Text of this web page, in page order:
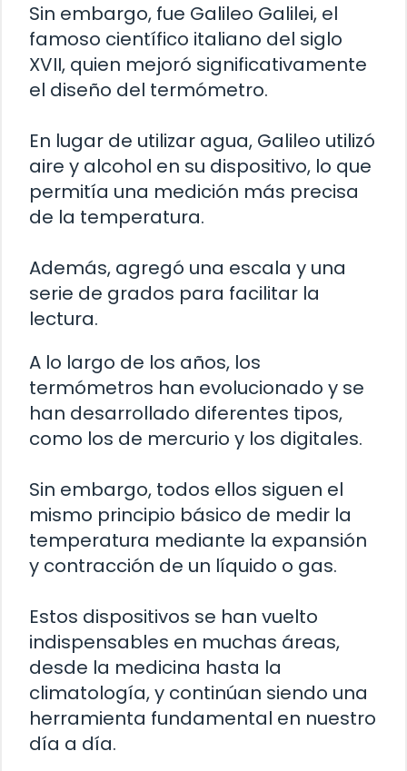
Sin embargo, fue Galileo Galilei, el
famoso científico italiano del siglo
XVII, quien mejoró significativamente
el diseño del termómetro.
En lugar de utilizar agua, Galileo utilizó
aire y alcohol en su dispositivo, lo que
permitía una medición más precisa
de la temperatura.
Además, agregó una escala y una
serie de grados para facilitar la
lectura.
A lo largo de los años, los
termómetros han evolucionado y se
han desarrollado diferentes tipos,
como los de mercurio y los digitales.
Sin embargo, todos ellos siguen el
mismo principio básico de medir la
temperatura mediante la expansión
y contracción de un líquido o gas.
Estos dispositivos se han vuelto
indispensables en muchas áreas,
desde la medicina hasta la
climatología, y continúan siendo una
herramienta fundamental en nuestro
día a día.